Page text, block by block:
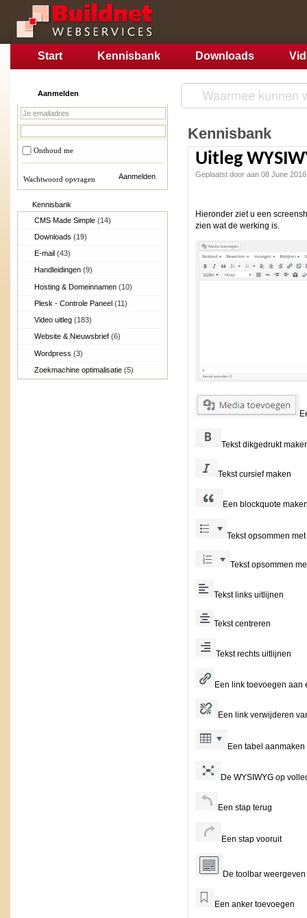
Start Kennisbank Downloads
Aanmelden
Onthoud me
Wachtwoord opvragen
Kennisbank
CMS Made Simple(14)
Downloads(19)
E-mail(43)
Handleidingen(9)
Hosting & Domeinnamen(10)
Plesk - Controle Paneel(11)
Video uitleg(183)
Website & Nieuwsbrief(6)
Wordpress(3)
Zoekmachine optimalisatie(5)
Kennisbank
Uitleg
Geplaatst door aan 08 June
Hieronder ziet u een
zien wat de werking is.
Tekst dikgedrukt
Tekst cursief maken
Een blockquote
Tekst opsommen
Tekst opsommen
Tekst links uitlijnen
Tekst centreren
Tekst rechts uitlijnen
Een link toevoegen aan
Een link verwijderen
Een tabel aanmaken
De WYSIWYG op
Een stap terug
Een stap vooruit
De toolbar weergeven
Een anker toevoegen